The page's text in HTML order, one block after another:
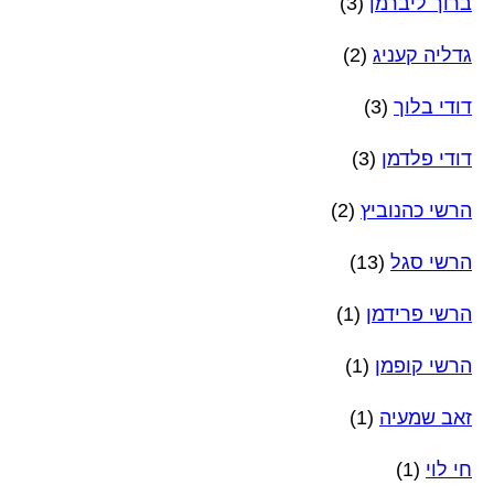
גדליה קעניג (2)
דודי בלוך (3)
דודי פלדמן (3)
הרשי כהנוביץ (2)
הרשי סגל (13)
הרשי פרידמן (1)
הרשי קופמן (1)
זאב שמעיה (1)
חי לוי (1)